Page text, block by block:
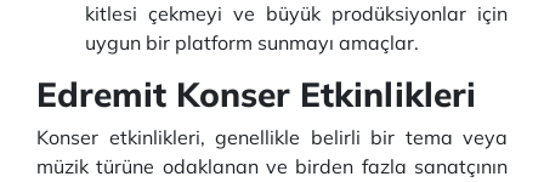
kitlesi çekmeyi ve büyük prodüksiyonlar için
uygun bir platform sunmayı amaçlar.
Edremit Konser Etkinlikleri
Konser etkinlikleri, genellikle belirli bir tema veya
müzik türüne odaklanan ve birden fazla sanatçının